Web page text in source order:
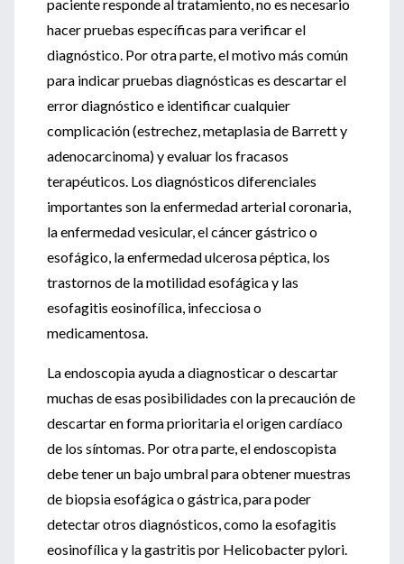
paciente responde al tratamiento, no es necesario
hacer pruebas específicas para verificar el
diagnóstico. Por otra parte, el motivo más común
para indicar pruebas diagnósticas es descartar el
error diagnóstico e identificar cualquier
complicación (estrechez, metaplasia de Barrett y
adenocarcinoma) y evaluar los fracasos
terapéuticos. Los diagnósticos diferenciales
importantes son la enfermedad arterial coronaria,
la enfermedad vesicular, el cáncer gástrico o
esofágico, la enfermedad ulcerosa péptica, los
trastornos de la motilidad esofágica y las
esofagitis eosinofílica, infecciosa o
medicamentosa.
La endoscopia ayuda a diagnosticar o descartar
muchas de esas posibilidades con la precaución de
descartar en forma prioritaria el origen cardíaco
de los síntomas. Por otra parte, el endoscopista
debe tener un bajo umbral para obtener muestras
de biopsia esofágica o gástrica, para poder
detectar otros diagnósticos, como la esofagitis
eosinofílica y la gastritis por Helicobacter pylori.